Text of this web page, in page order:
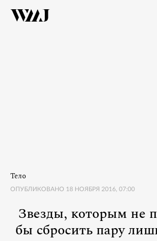
Тело
ОПУБЛИКОВАНО 18 НОЯБРЯ 2016, 07:00
Звезды, которым не
бы сбросить пару